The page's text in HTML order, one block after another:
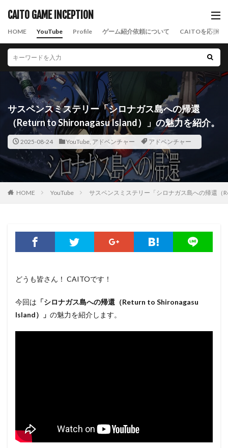
CAITO GAME INCEPTION
HOME YouTube Profile ゲーム紹介依頼について CAITOを応援す
サスペンスミステリー「シロナガス島への帰還
（Return to Shironagasu Island）」の魅力を紹介。
2025-08-24 YouTube, アドベンチャー アドベンチャー
HOME YouTube サスペンスミステリー「シロナガス島への帰還（
どうも皆さん！ CAITOです！
今回は 「シロナガス島への帰還（Return to Shironagasu
Island）」 の魅力を紹介します。